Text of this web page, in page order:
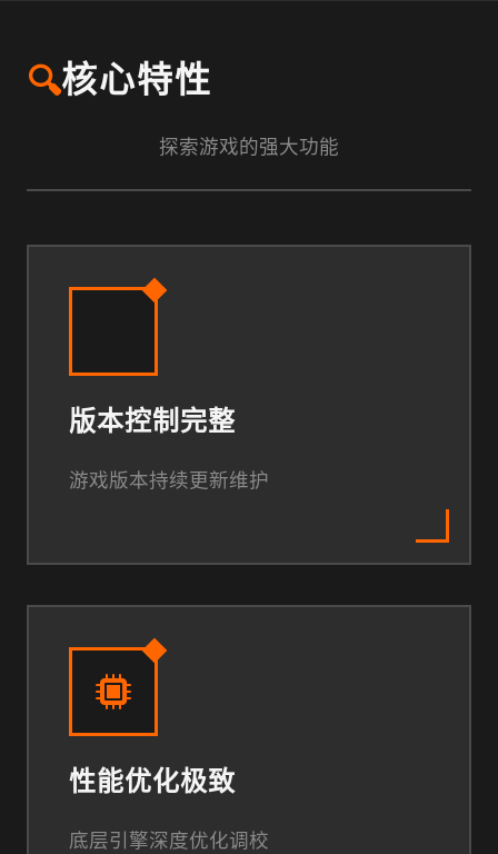
🔍核心特性
探索游戏的强大功能
版本控制完整
游戏版本持续更新维护
性能优化极致
底层引擎深度优化调校